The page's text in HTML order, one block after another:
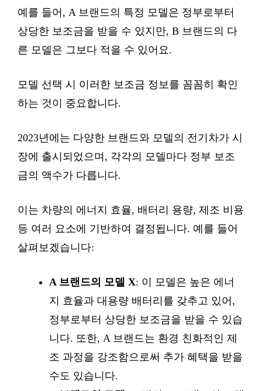
예를 들어, A 브랜드의 특정 모델은 정부로부터
상당한 보조금을 받을 수 있지만, B 브랜드의 다
른 모델은 그보다 적을 수 있어요.
모델 선택 시 이러한 보조금 정보를 꼼꼼히 확인
하는 것이 중요합니다.
2023년에는 다양한 브랜드와 모델의 전기차가 시
장에 출시되었으며, 각각의 모델마다 정부 보조
금의 액수가 다릅니다.
이는 차량의 에너지 효율, 배터리 용량, 제조 비용
등 여러 요소에 기반하여 결정됩니다. 예를 들어
살펴보겠습니다:
A 브랜드의 모델 X: 이 모델은 높은 에너
지 효율과 대용량 배터리를 갖추고 있어,
정부로부터 상당한 보조금을 받을 수 있습
니다. 또한, A 브랜드는 환경 친화적인 제
조 과정을 강조함으로써 추가 혜택을 받을
수도 있습니다.